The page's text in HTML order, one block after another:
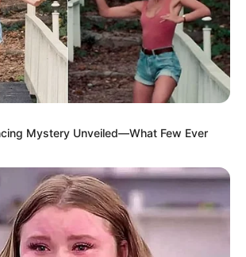
Mystery Unveiled—What Few Ever